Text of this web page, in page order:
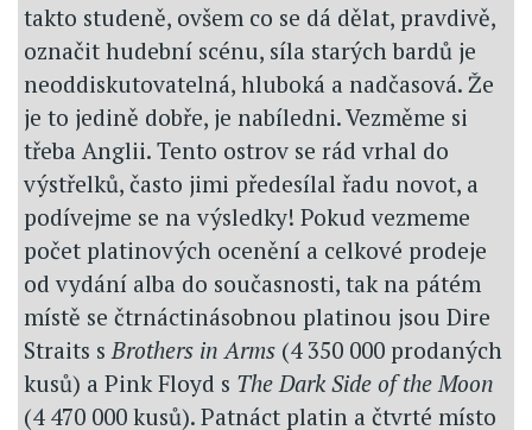
takto studeně, ovšem co se dá dělat, pravdivě,
označit hudební scénu, síla starých bardů je
neoddiskutovatelná, hluboká a nadčasová. Že
je to jedině dobře, je nabíledni. Vezměme si
třeba Anglii. Tento ostrov se rád vrhal do
výstřelků, často jimi předesílal řadu novot, a
podívejme se na výsledky! Pokud vezmeme
počet platinových ocenění a celkové prodeje
od vydání alba do současnosti, tak na pátém
místě se čtrnáctinásobnou platinou jsou Dire
Straits s Brothers in Arms (4 350 000 prodaných
kusů) a Pink Floyd s The Dark Side of the Moon
(4 470 000 kusů). Patnáct platin a čtvrté místo